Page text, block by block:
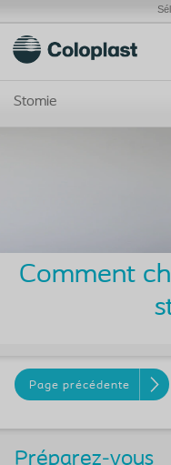
Stomie
Comment
Page précédente
Préparez-vous